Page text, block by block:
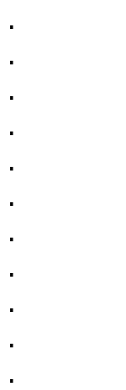
.
.
.
.
.
.
.
.
.
.
.